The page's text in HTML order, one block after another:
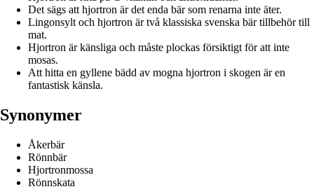
Det sägs att hjortron är det enda bär som renarna inte äter.
Lingonsylt och hjortron är två klassiska svenska bär tillbehör till
mat.
Hjortron är känsliga och måste plockas försiktigt för att inte
mosas.
Att hitta en gyllene bädd av mogna hjortron i skogen är en
fantastisk känsla.
Synonymer
Åkerbär
Rönnbär
Hjortronmossa
Rönnskata